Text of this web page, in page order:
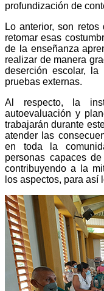
profundización de
Lo anterior, son
retomar esas
de la enseñanza
realizar de manera
deserción escolar,
pruebas externas.
Al respecto, la
autoevaluación y
trabajarán durante
atender las
en toda la
personas capaces
contribuyendo a la
los aspectos, para así